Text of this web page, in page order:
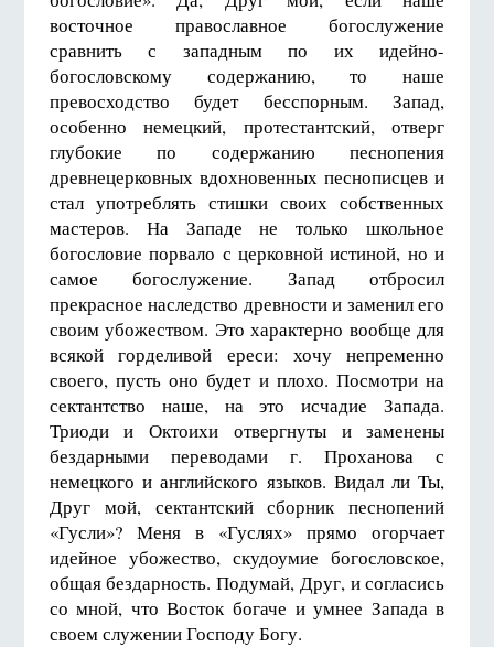
восточное православное богослужение
сравнить с западным по их идейно-
богословскому содержанию, то наше
превосходство будет бесспорным. Запад,
особенно немецкий, протестантский, отверг
глубокие по содержанию песнопения
древнецерковных вдохновенных песнописцев и
стал употреблять стишки своих собственных
мастеров. На Западе не только школьное
богословие порвало с церковной истиной, но и
самое богослужение. Запад отбросил
прекрасное наследство древности и заменил его
своим убожеством. Это характерно вообще для
всякой горделивой ереси: хочу непременно
своего, пусть оно будет и плохо. Посмотри на
сектантство наше, на это исчадие Запада.
Триоди и Октоихи отвергнуты и заменены
бездарными переводами г. Проханова с
немецкого и английского языков. Видал ли Ты,
Друг мой, сектантский сборник песнопений
«Гусли»? Меня в «Гуслях» прямо огорчает
идейное убожество, скудоумие богословское,
общая бездарность. Подумай, Друг, и согласись
со мной, что Восток богаче и умнее Запада в
своем служении Господу Богу.